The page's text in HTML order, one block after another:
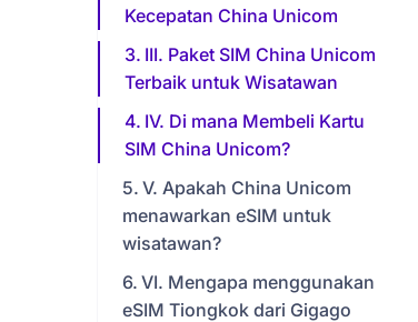
Kecepatan China Unicom
III. Paket SIM China Unicom
Terbaik untuk Wisatawan
IV. Di mana Membeli Kartu
SIM China Unicom?
V. Apakah China Unicom
menawarkan eSIM untuk
wisatawan?
VI. Mengapa menggunakan
eSIM Tiongkok dari Gigago